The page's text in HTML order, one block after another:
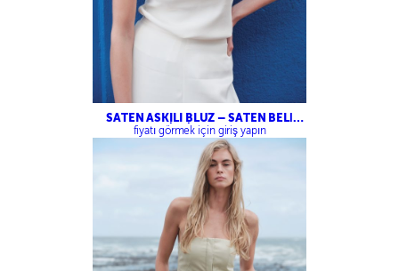
SATEN ASKILI BLUZ – SATEN BELİ
LASTİKLİ PANTOLON
fiyatı görmek için giriş yapın